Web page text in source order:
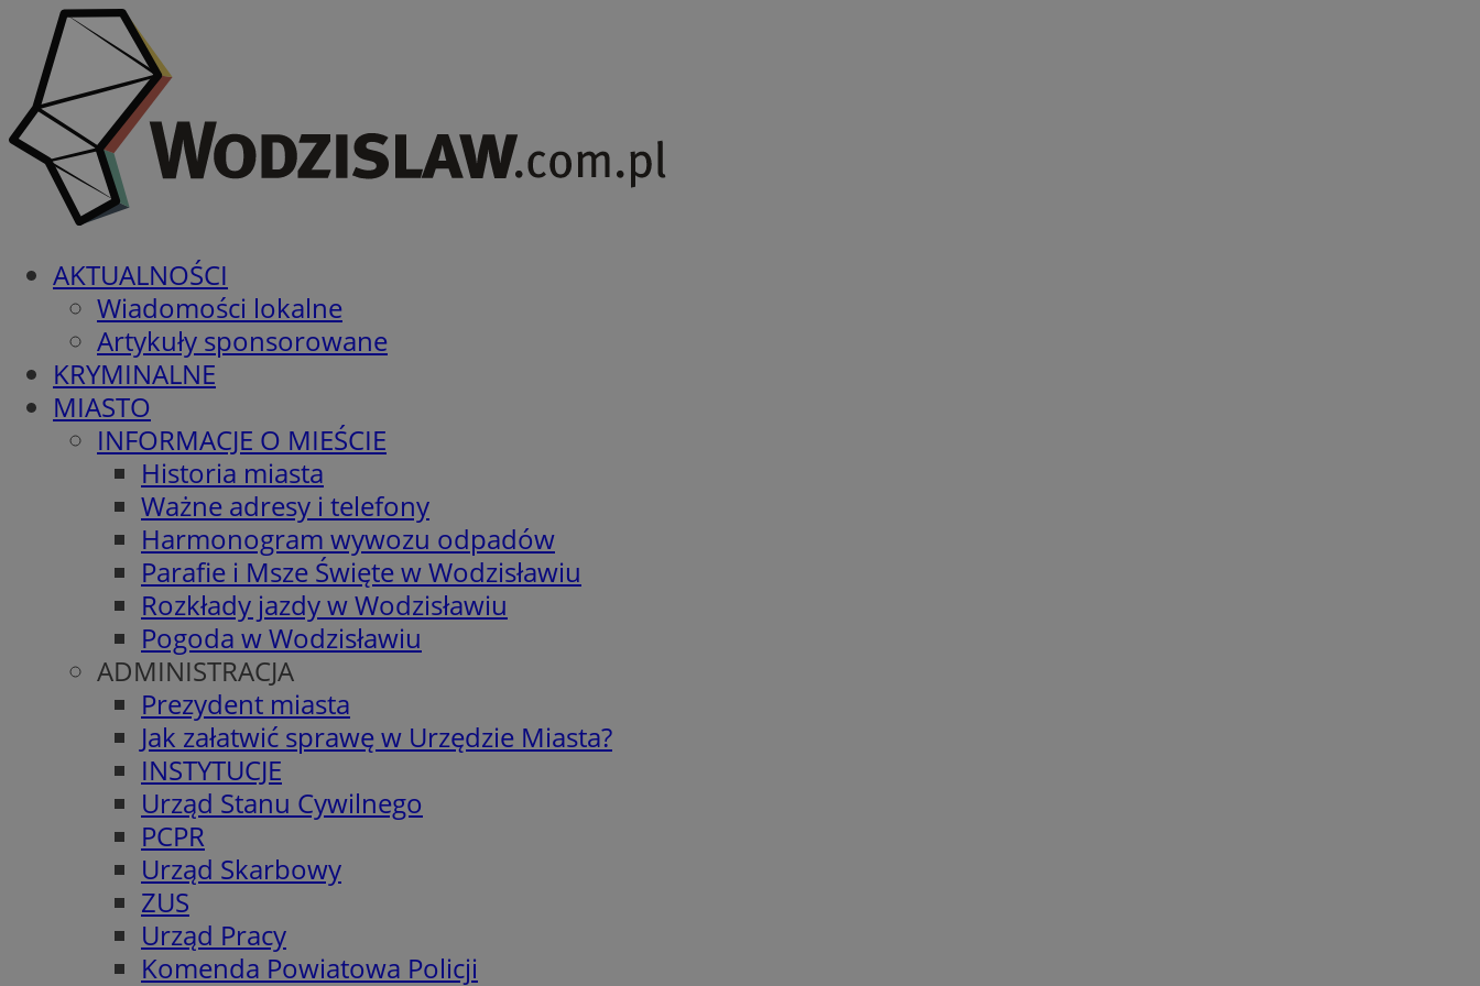
AKTUALNOŚCI
Wiadomości lokalne
Artykuły sponsorowane
KRYMINALNE
MIASTO
INFORMACJE O MIEŚCIE
Historia miasta
Ważne adresy i telefony
Harmonogram wywozu odpadów
Parafie i Msze Święte w Wodzisławiu
Rozkłady jazdy w Wodzisławiu
Pogoda w Wodzisławiu
ADMINISTRACJA
Prezydent miasta
Jak załatwić sprawę w Urzędzie Miasta?
INSTYTUCJE
Urząd Stanu Cywilnego
PCPR
Urząd Skarbowy
ZUS
Urząd Pracy
Komenda Powiatowa Policji